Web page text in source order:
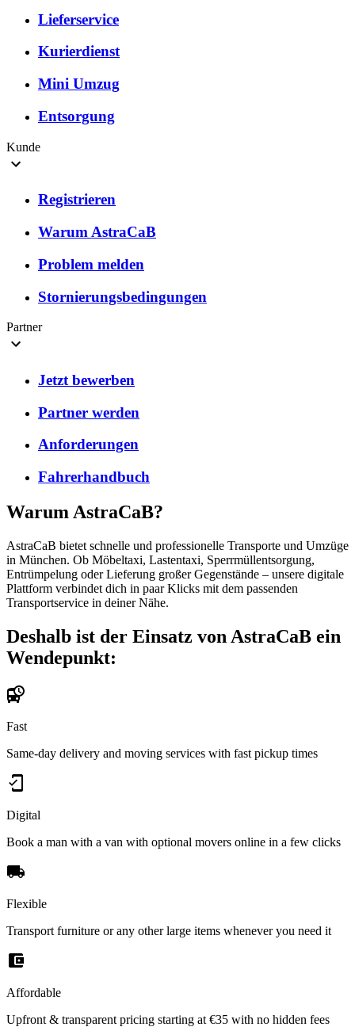
Lieferservice
Kurierdienst
Mini Umzug
Entsorgung
Kunde
Registrieren
Warum AstraCaB
Problem melden
Stornierungsbedingungen
Partner
Jetzt bewerben
Partner werden
Anforderungen
Fahrerhandbuch
Warum AstraCaB?
AstraCaB bietet schnelle und professionelle Transporte und Umzüge
in München. Ob Möbeltaxi, Lastentaxi, Sperrmüllentsorgung,
Entrümpelung oder Lieferung großer Gegenstände – unsere digitale
Plattform verbindet dich in paar Klicks mit dem passenden
Transportservice in deiner Nähe.
Deshalb ist der Einsatz von AstraCaB ein
Wendepunkt:
Fast
Same-day delivery and moving services with fast pickup times
Digital
Book a man with a van with optional movers online in a few clicks
Flexible
Transport furniture or any other large items whenever you need it
Affordable
Upfront & transparent pricing starting at €35 with no hidden fees